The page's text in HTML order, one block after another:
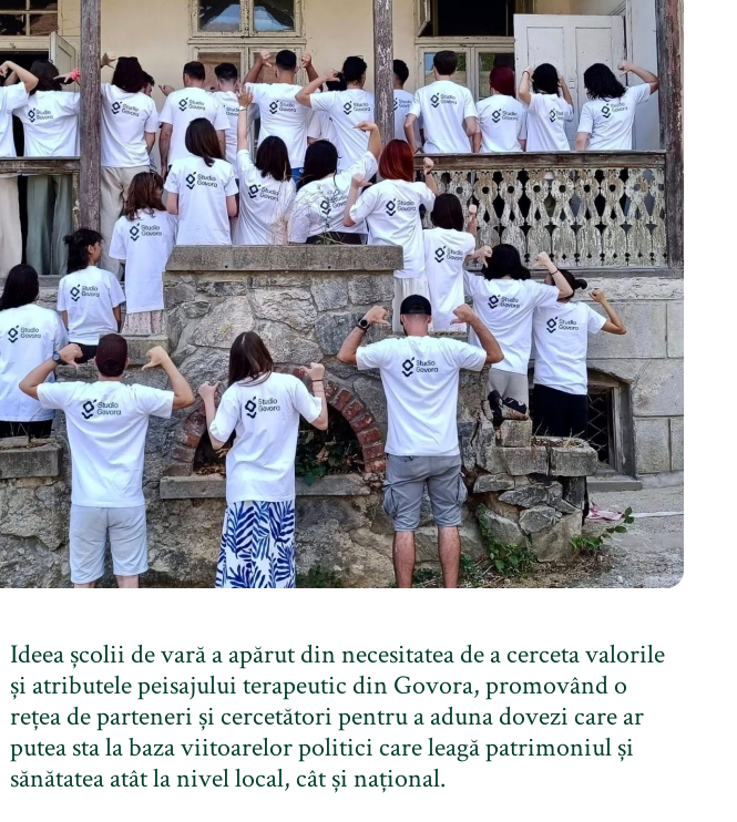
Ideea școlii de vară a apărut din necesitatea de a cerceta valorile
și atributele peisajului terapeutic din Govora, promovând o
rețea de parteneri și cercetători pentru a aduna dovezi care ar
putea sta la baza viitoarelor politici care leagă patrimoniul și
sănătatea atât la nivel local, cât și național.